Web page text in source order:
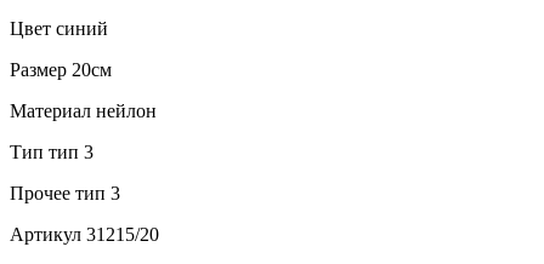
Цвет синий
Размер 20см
Материал нейлон
Тип тип 3
Прочее тип 3
Артикул 31215/20